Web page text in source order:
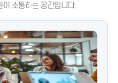
소통하는 공간입니다.